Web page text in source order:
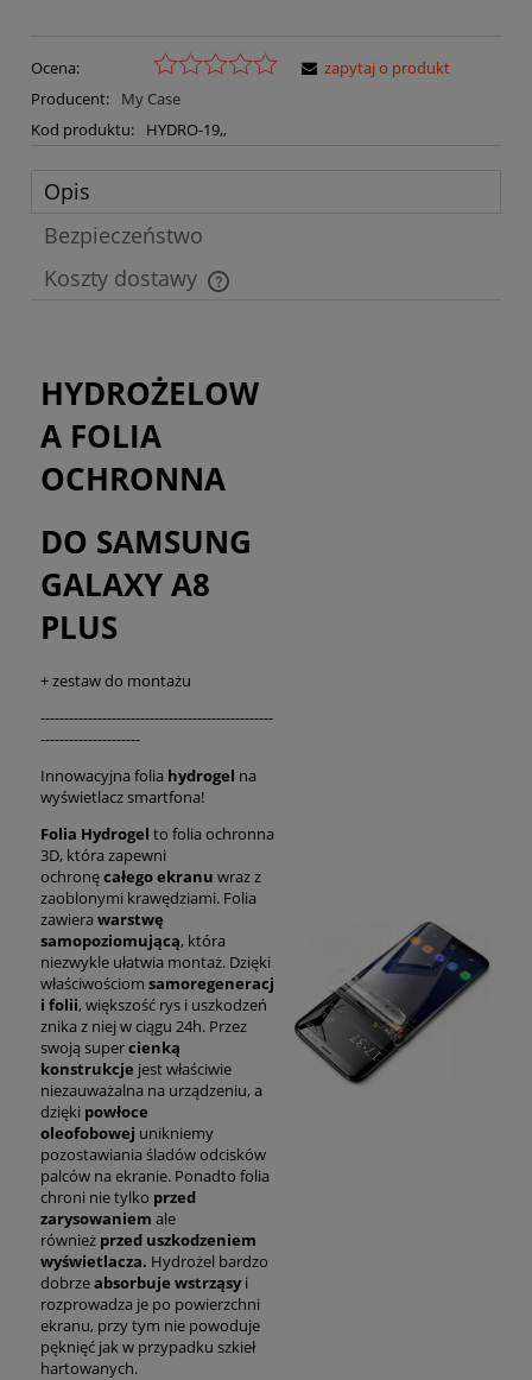
Ocena:
Producent:
My Case
Kod produktu:
HYDRO-19,,
zapytaj o produkt
Opis
Bezpieczeństwo
Koszty dostawy
Cena nie zawiera ewentualnych kosztów płatności
HYDROŻELOW
A FOLIA
OCHRONNA
DO SAMSUNG
GALAXY A8
PLUS
+ zestaw do montażu
-------------------------------------------------
---------------------
Innowacyjna folia hydrogel na
wyświetlacz smartfona!
Folia Hydrogel to folia ochronna
3D, która zapewni
ochronęcałego ekranu wraz z
zaoblonymi krawędziami. Folia
zawiera warstwę
samopoziomującą, która
niezwykle ułatwia montaż. Dzięki
właściwościom samoregeneracj
i folii, większość rys i uszkodzeń
znika z niej w ciągu 24h. Przez
swoją supercienką
konstrukcje jest właściwie
niezauważalna na urządzeniu, a
dzięki powłoce
oleofobowej unikniemy
pozostawiania śladów odcisków
palców na ekranie. Ponadto folia
chroni nie tylko przed
zarysowaniem ale
również przed uszkodzeniem
wyświetlacza. Hydrożel bardzo
dobrzeabsorbuje wstrząsyi
rozprowadza je po powierzchni
ekranu, przy tym nie powoduje
pęknięć jak w przypadku szkieł
hartowanych.